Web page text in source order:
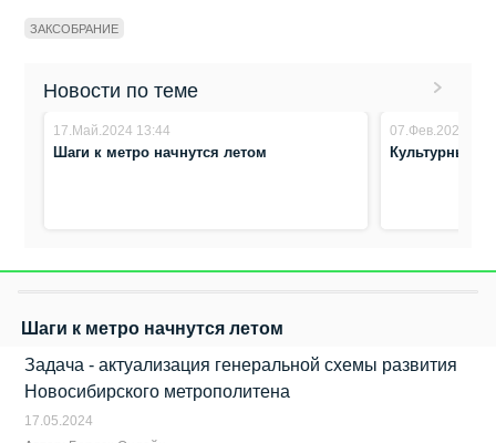
ЗАКСОБРАНИЕ
Новости по теме
17.Май.2024 13:44
Шаги к метро начнутся летом
07.Фев.2024
Культурный
Шаги к метро начнутся летом
Задача - актуализация генеральной схемы развития
Новосибирского метрополитена
17.05.2024